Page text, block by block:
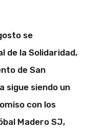
se
de la Solidaridad,
de San
sigue siendo un
con los
Madero SJ,